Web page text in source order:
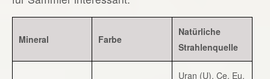
Mineral Farbe
Natürliche
Strahlenquelle
Uran (U), Ce, Eu,